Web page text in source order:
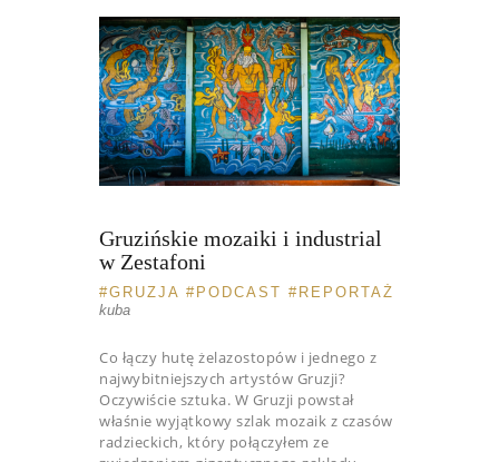
Gruzińskie mozaiki i industrial
w Zestafoni
GRUZJA PODCAST
REPORTAŻ
kuba
Co łączy hutę żelazostopów i jednego z
najwybitniejszych artystów Gruzji?
Oczywiście sztuka. W Gruzji powstał
właśnie wyjątkowy szlak mozaik z czasów
radzieckich, który połączyłem ze